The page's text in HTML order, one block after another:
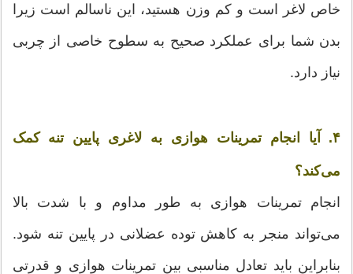
خاص لاغر است و کم وزن هستید، این ناسالم است زیرا
بدن شما برای عملکرد صحیح به سطوح خاصی از چربی
نیاز دارد.
۴. آیا انجام تمرینات هوازی به لاغری پایین تنه کمک
می‌کند؟
انجام تمرینات هوازی به طور مداوم و با شدت بالا
می‌تواند منجر به کاهش توده عضلانی در پایین تنه شود.
بنابراین باید تعادل مناسبی بین تمرینات هوازی و قدرتی